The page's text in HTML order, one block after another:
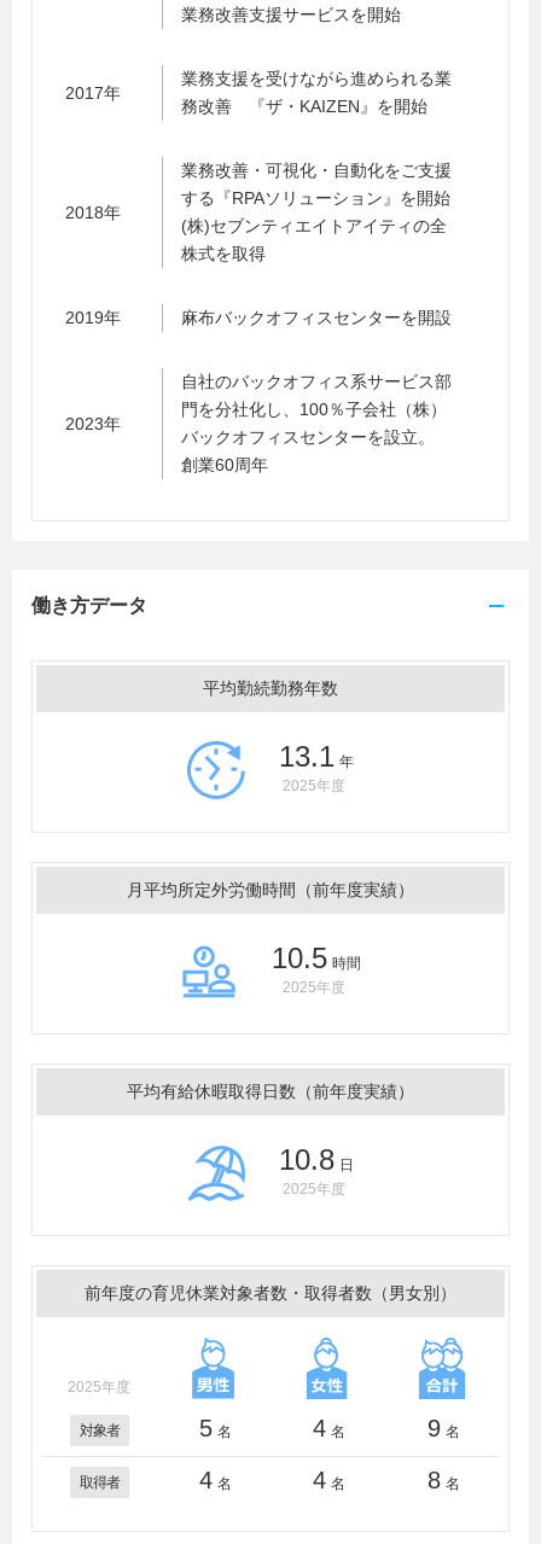
業務改善支援サービスを開始
2017年
業務支援を受けながら進められる業
務改善 『ザ・KAIZEN』を開始
2018年
業務改善・可視化・自動化をご支援
する『RPAソリューション』を開始
(株)セブンティエイトアイティの全
株式を取得
2019年 麻布バックオフィスセンターを開設
2023年
自社のバックオフィス系サービス部
門を分社化し、100％子会社（株）
バックオフィスセンターを設立。
創業60周年
働き方データ
平均勤続勤務年数
13.1 年
2025年度
月平均所定外労働時間（前年度実績）
10.5 時間
2025年度
平均有給休暇取得日数（前年度実績）
10.8 日
2025年度
前年度の育児休業対象者数・取得者数（男女別）
2025年度
対象者 5 名 4 名 9 名
取得者 4 名 4 名 8 名